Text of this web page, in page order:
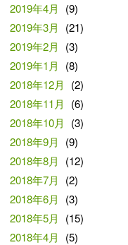
2019年4月
(9)
2019年3月
(21)
2019年2月
(3)
2019年1月
(8)
2018年12月
(2)
2018年11月
(6)
2018年10月
(3)
2018年9月
(9)
2018年8月
(12)
2018年7月
(2)
2018年6月
(3)
2018年5月
(15)
2018年4月
(5)